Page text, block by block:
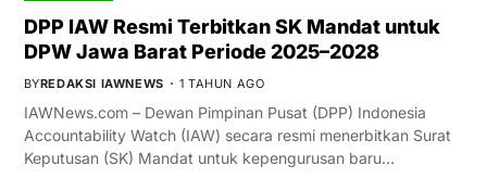
DPP IAW Resmi Terbitkan SK Mandat untuk
DPW Jawa Barat Periode 2025–2028
BYREDAKSI IAWNEWS 1 TAHUN AGO
IAWNews.com – Dewan Pimpinan Pusat (DPP) Indonesia
Accountability Watch (IAW) secara resmi menerbitkan Surat
Keputusan (SK) Mandat untuk kepengurusan baru…